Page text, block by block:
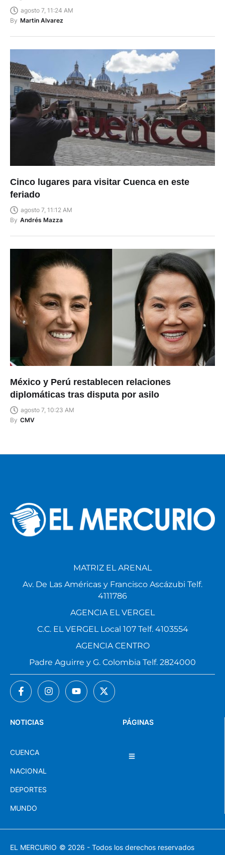
agosto 7, 11:24 AM
By Martin Alvarez
Cinco lugares para visitar Cuenca en este
feriado
agosto 7, 11:12 AM
By Andrés Mazza
México y Perú restablecen relaciones
diplomáticas tras disputa por asilo
agosto 7, 10:23 AM
By CMV
PÁGINAS
NOTICIAS
CUENCA
NACIONAL
DEPORTES
MUNDO
MATRIZ EL ARENAL
Av. De Las Américas y Francisco Ascázubi Telf.
4111786
AGENCIA EL VERGEL
C.C. EL VERGEL Local 107 Telf. 4103554
AGENCIA CENTRO
Padre Aguirre y G. Colombia Telf. 2824000
EL MERCURIO © 2026 - Todos los derechos reservados